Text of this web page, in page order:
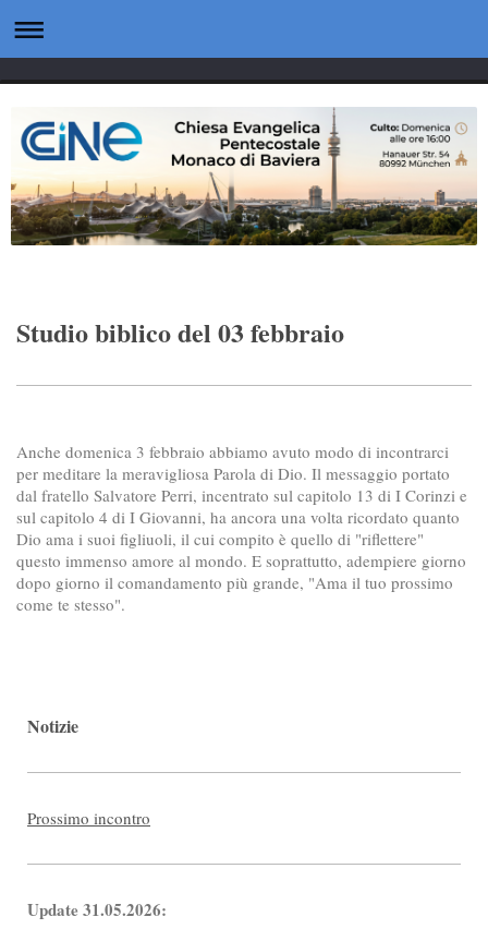
Studio biblico del 03 febbraio
Anche domenica 3 febbraio abbiamo avuto modo di incontrarci
per meditare la meravigliosa Parola di Dio. Il messaggio portato
dal fratello Salvatore Perri, incentrato sul capitolo 13 di I Corinzi e
sul capitolo 4 di I Giovanni, ha ancora una volta ricordato quanto
Dio ama i suoi figliuoli, il cui compito è quello di "riflettere"
questo immenso amore al mondo. E soprattutto, adempiere giorno
dopo giorno il comandamento più grande, "Ama il tuo prossimo
come te stesso".
Notizie
Prossimo incontro
Update 31.05.2026: